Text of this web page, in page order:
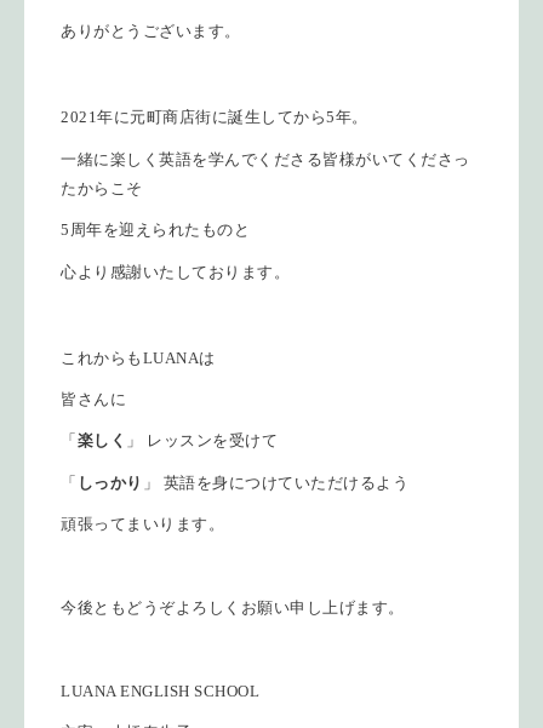
ありがとうございます。
2021年に元町商店街に誕生してから5年。
一緒に楽しく英語を学んでくださる皆様がいてくださっ
たからこそ
5周年を迎えられたものと
心より感謝いたしております。
これからもLUANAは
皆さんに
「 楽しく 」 レッスンを受けて
「 しっかり 」 英語を身につけていただけるよう
頑張ってまいります。
今後ともどうぞよろしくお願い申し上げます。
LUANA ENGLISH SCHOOL